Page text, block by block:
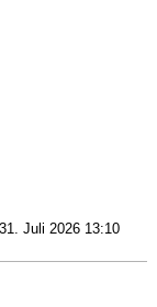
Juli 2026 13:10